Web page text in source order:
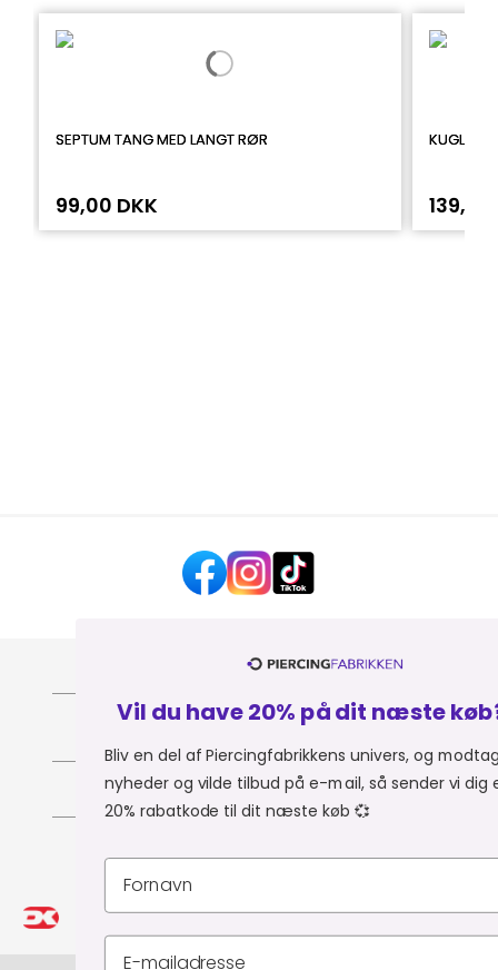
SEPTUM TANG MED LANGT RØR
99,00 DKK 139,00
HJÆLP OG KONTAKT
MER FRA PIERCINGFABRIKKEN
SHOPPER FRA:Du er i
Vil du have 20% på dit næste køb? 💎
Bliv en del af Piercingfabrikkens univers, og modtag
nyheder og vilde tilbud på e-mail, så sender vi dig en
20% rabatkode til dit næste køb 💞